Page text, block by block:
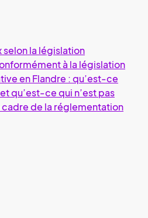
selon la législation
à la législation
en Flandre : qu’est-ce
qu’est-ce qui n’est pas
cadre de la réglementation